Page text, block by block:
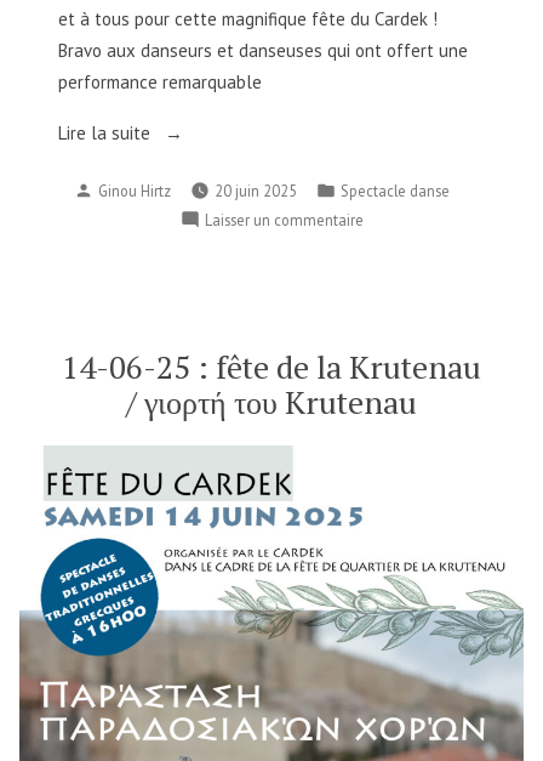
et à tous pour cette magnifique fête du Cardek !
Bravo aux danseurs et danseuses qui ont offert une
performance remarquable
Lire la suite
« Remerciements
Ευχαριστήρια »
Publié
Ginou Hirtz 20 juin 2025
Publié
dans
Spectacle danse
Laisser un commentairesur
14-06-25 : fête de la Krutenau
/ γιορτή του Krutenau